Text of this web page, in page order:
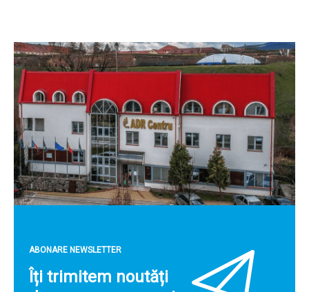
ABONARE NEWSLETTER
Îți trimitem noutăți